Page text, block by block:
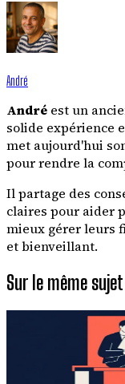
André
André est un
solide expérience
met aujourd'hui
pour rendre la
Il partage des
claires pour aider
mieux gérer leurs
et bienveillant.
Sur le même sujet